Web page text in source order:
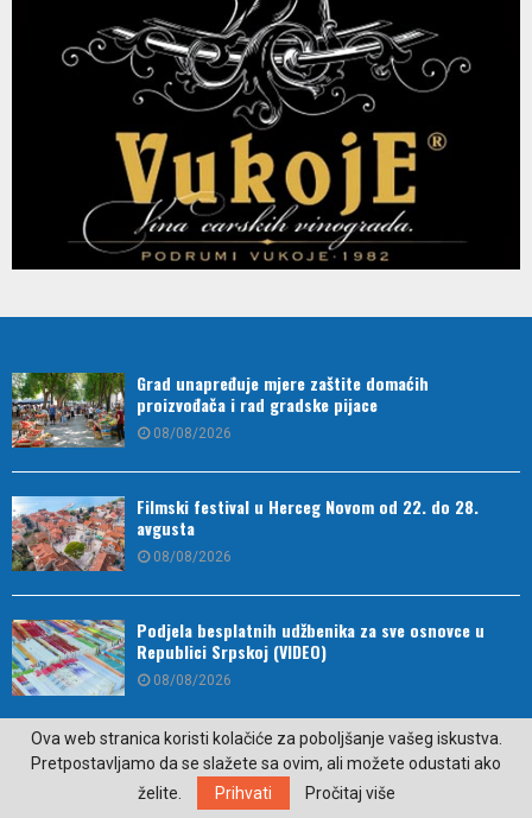
Grad unapređuje mjere zaštite domaćih
proizvođača i rad gradske pijace
08/08/2026
Filmski festival u Herceg Novom od 22. do 28.
avgusta
08/08/2026
Podjela besplatnih udžbenika za sve osnovce u
Republici Srpskoj (VIDEO)
08/08/2026
Ovi horoskopski znakovi najviše uživaju u ljetu
07/08/2026
Ova web stranica koristi kolačiće za poboljšanje vašeg iskustva.
Pretpostavljamo da se slažete sa ovim, ali možete odustati ako
želite.
Prihvati Pročitaj više